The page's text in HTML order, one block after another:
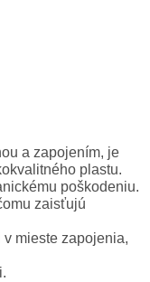
a zapojením, je
plastu.
poškodeniu.
zaisťujú
mieste zapojenia,